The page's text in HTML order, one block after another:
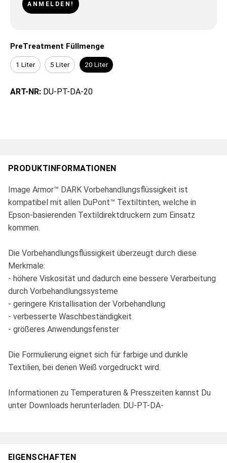
ANMELDEN!
PreTreatment Füllmenge
1 Liter 5 Liter 20 Liter
ART-NR: DU-PT-DA-20
PRODUKTINFORMATIONEN
Image Armor™ DARK Vorbehandlungsflüssigkeit ist
kompatibel mit allen DuPont™ Textiltinten, welche in
Epson-basierenden Textildirektdruckern zum Einsatz
kommen.
Die Vorbehandlungsflüssigkeit überzeugt durch diese
Merkmale:
- höhere Viskosität und dadurch eine bessere Verarbeitung
durch Vorbehandlungssysteme
- geringere Kristallisation der Vorbehandlung
- verbesserte Waschbeständigkeit
- größeres Anwendungsfenster
Die Formulierung eignet sich für farbige und dunkle
Textilien, bei denen Weiß vorgedruckt wird.
Informationen zu Temperaturen & Presszeiten kannst Du
unter Downloads herunterladen. DU-PT-DA-
EIGENSCHAFTEN